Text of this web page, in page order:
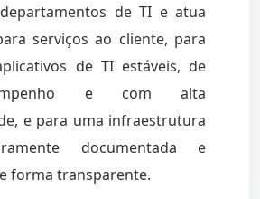
de TI e atua
serviços ao cliente, para
de TI estáveis, de
e com alta
e para uma infraestrutura
documentada e
forma transparente.